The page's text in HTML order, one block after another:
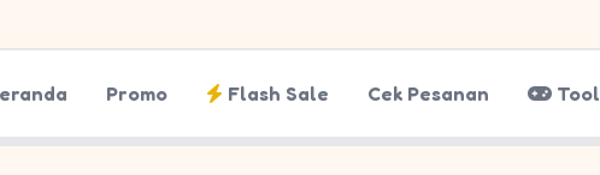
Promo Flash Sale Cek Pesanan